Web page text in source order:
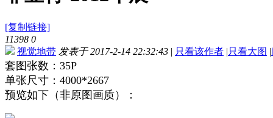
[复制链接]
11398 0
视觉地带 发表于 2017-2-14 22:32:43 | 只看该作者 |只看大图 |
套图张数：35P
单张尺寸：4000*2667
预览如下（非原图画质）：